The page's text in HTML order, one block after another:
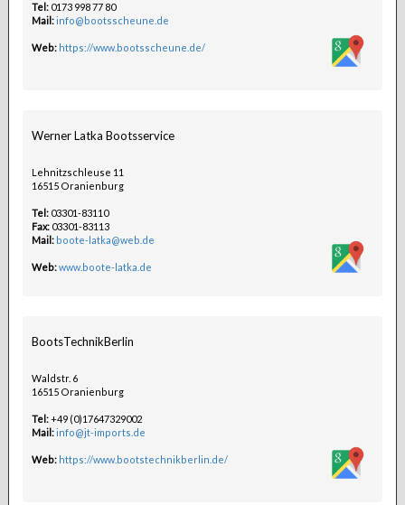
Tel:0173 998 77 80
Mail:info@bootsscheune.de
Web: https://www.bootsscheune.de/
Werner Latka Bootsservice
Lehnitzschleuse 11
16515 Oranienburg
Tel:03301-83110
Fax:03301-83113
Mail: boote-latka@web.de
Web:www.boote-latka.de
BootsTechnikBerlin
Waldstr. 6
16515 Oranienburg
Tel:+49 (0)17647329002
Mail:info@jt-imports.de
Web: https://www.bootstechnikberlin.de/